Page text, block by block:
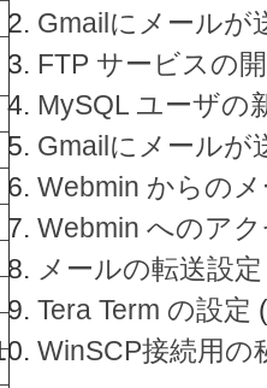
Gmailにメールが
FTP サービスの
MySQL ユーザの
Gmailにメールが
Webmin からの
Webmin へのア
メールの転送設定
Tera Term の設定
WinSCP接続用の